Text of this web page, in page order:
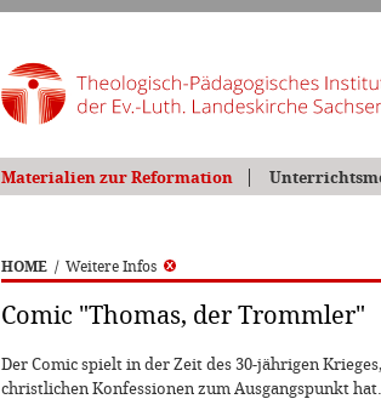
Materialien zur Reformation
HOME / Weitere Infos
Comic "Thomas, der Trommler"
Der Comic spielt in der Zeit des 30-jährigen
christlichen Konfessionen zum Ausgangspunkt hat.